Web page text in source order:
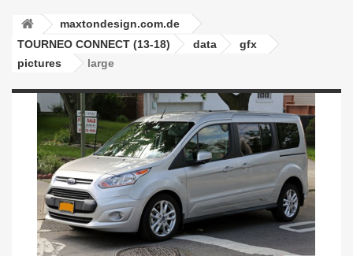
maxtondesign.com.de
TOURNEO CONNECT (13-18)
data
gfx
pictures
large